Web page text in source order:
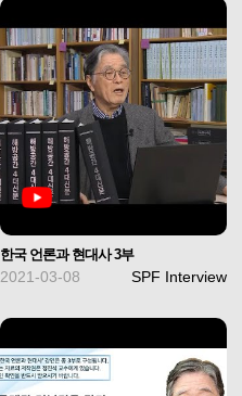
한국 언론과 현대사 3부
2021-03-08 SPF Interview